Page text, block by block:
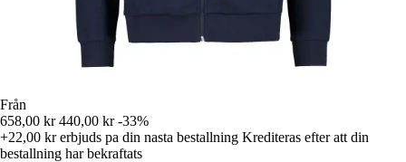
Från
658,00 kr 440,00 kr -33%
+22,00 krerbjuds pa din nasta bestallning Krediteras efter att din
bestallning har bekraftats